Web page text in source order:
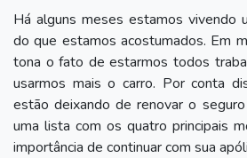
Há alguns meses estamos vivendo
do que estamos acostumados. Em
tona o fato de estarmos todos
usarmos mais o carro. Por conta
estão deixando de renovar o
uma lista com os quatro principais
importância de continuar com sua